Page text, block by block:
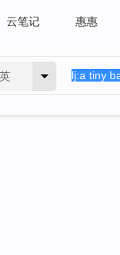
云笔记 惠惠